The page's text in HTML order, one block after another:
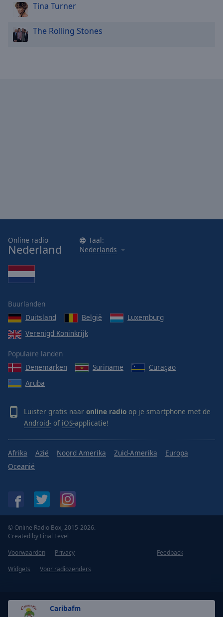
Caribafm
Tina Turner
The Rolling Stones
Online radio
Nederland
Taal:
Nederlands
Buurlanden
Duitsland
België
Luxemburg
Verenigd Koninkrijk
Populaire landen
Denemarken
Suriname
Curaçao
Aruba
Luister gratis naar online radio op je smartphone met de
Android- of iOS-applicatie!
Afrika Azië Noord Amerika Zuid-Amerika
Europa
Oceanië
© Online Radio Box, 2015-2026.
Created by Final Level
Voorwaarden
Privacy
Feedback
Widgets
Voor radiozenders